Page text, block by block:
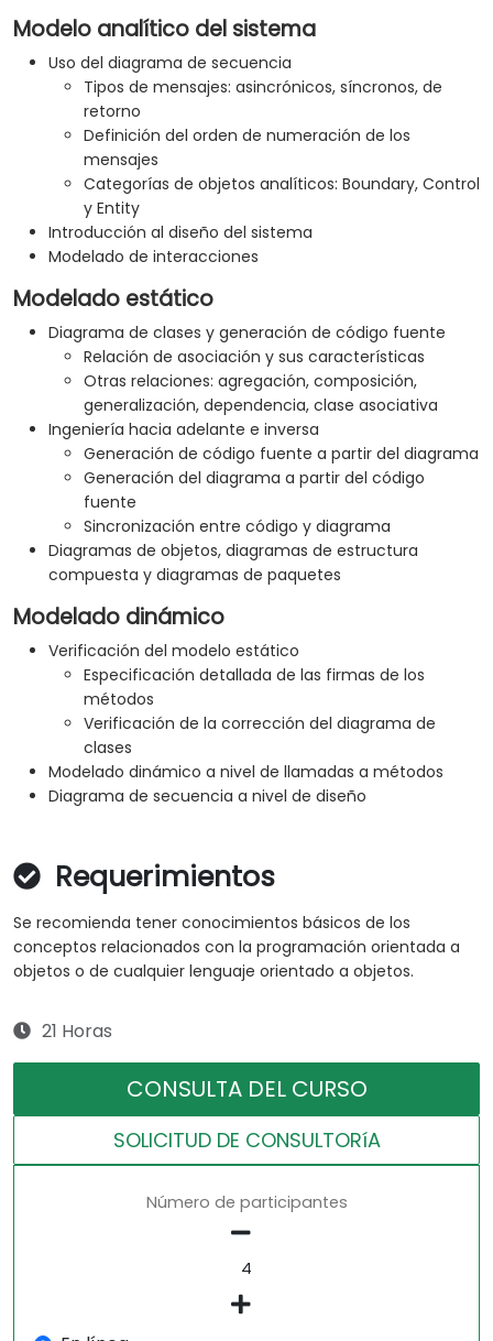
Modelo analítico del sistema
Uso del diagrama de secuencia
Tipos de mensajes: asincrónicos, síncronos, de
retorno
Definición del orden de numeración de los
mensajes
Categorías de objetos analíticos: Boundary, Control
y Entity
Introducción al diseño del sistema
Modelado de interacciones
Modelado estático
Diagrama de clases y generación de código fuente
Relación de asociación y sus características
Otras relaciones: agregación, composición,
generalización, dependencia, clase asociativa
Ingeniería hacia adelante e inversa
Generación de código fuente a partir del diagrama
Generación del diagrama a partir del código
fuente
Sincronización entre código y diagrama
Diagramas de objetos, diagramas de estructura
compuesta y diagramas de paquetes
Modelado dinámico
Verificación del modelo estático
Especificación detallada de las firmas de los
métodos
Verificación de la corrección del diagrama de
clases
Modelado dinámico a nivel de llamadas a métodos
Diagrama de secuencia a nivel de diseño
Requerimientos
Se recomienda tener conocimientos básicos de los
conceptos relacionados con la programación orientada a
objetos o de cualquier lenguaje orientado a objetos.
21 Horas
CONSULTA DEL CURSO
SOLICITUD DE CONSULTORíA
Número de participantes